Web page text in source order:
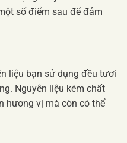
số điểm sau để đảm
liệu bạn sử dụng đều tươi
Nguyên liệu kém chất
hương vị mà còn có thể